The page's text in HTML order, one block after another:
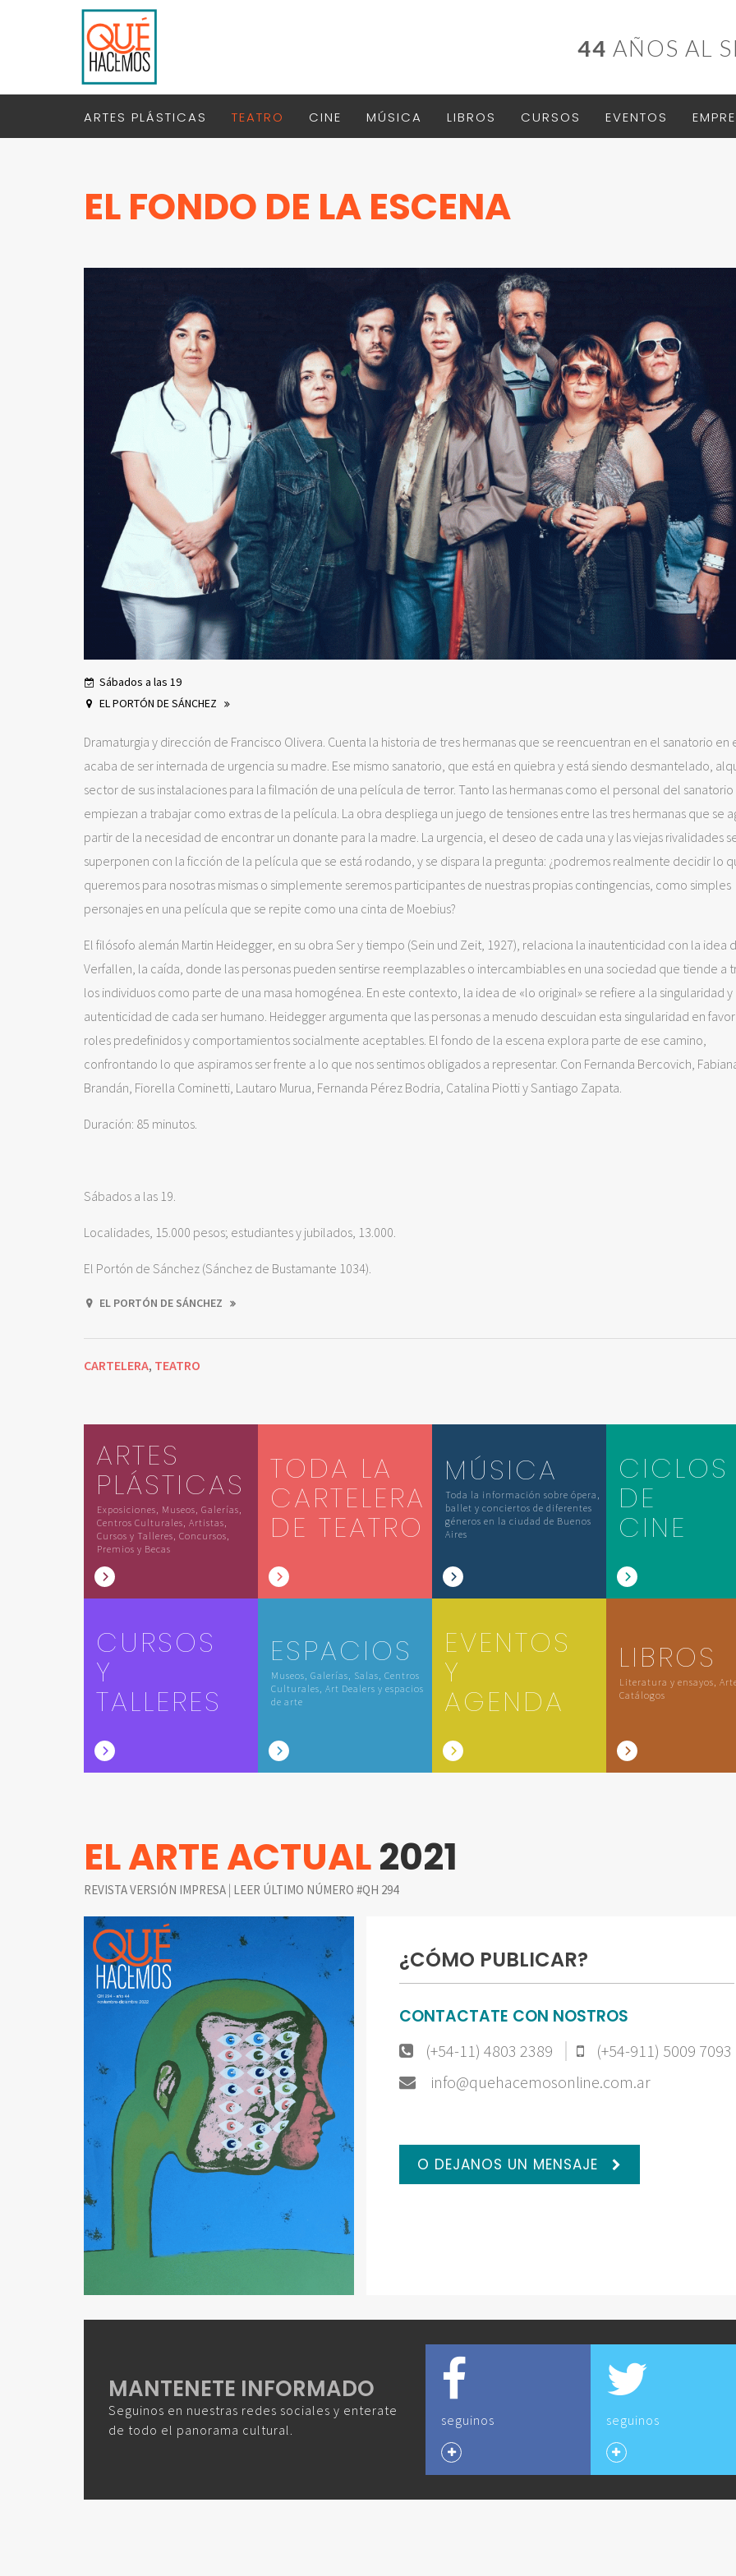
44 AÑOS AL
ARTES PLÁSTICAS TEATRO CINE MÚSICA LIBROS CURSOS EVENTOS
EL FONDO DE LA ESCENA
Sábados a las 19
EL PORTÓN DE SÁNCHEZ
Dramaturgia y dirección de Francisco Olivera. Cuenta la historia de tres hermanas que se reencuentran en el sanatorio en
acaba de ser internada de urgencia su madre. Ese mismo sanatorio, que está en quiebra y está siendo desmantelado,
sector de sus instalaciones para la filmación de una película de terror. Tanto las hermanas como el personal del sanatorio
empiezan a trabajar como extras de la película. La obra despliega un juego de tensiones entre las tres hermanas que se
partir de la necesidad de encontrar un donante para la madre. La urgencia, el deseo de cada una y las viejas rivalidades
superponen con la ficción de la película que se está rodando, y se dispara la pregunta: ¿podremos realmente decidir lo
queremos para nosotras mismas o simplemente seremos participantes de nuestras propias contingencias, como simples
personajes en una película que se repite como una cinta de Moebius?
El filósofo alemán Martin Heidegger, en su obra Ser y tiempo (Sein und Zeit, 1927), relaciona la inautenticidad con la idea
Verfallen, la caída, donde las personas pueden sentirse reemplazables o intercambiables en una sociedad que tiende a
los individuos como parte de una masa homogénea. En este contexto, la idea de «lo original» se refiere a la singularidad y
autenticidad de cada ser humano. Heidegger argumenta que las personas a menudo descuidan esta singularidad en
roles predefinidos y comportamientos socialmente aceptables. El fondo de la escena explora parte de ese camino,
confrontando lo que aspiramos ser frente a lo que nos sentimos obligados a representar. Con Fernanda Bercovich,
Brandán, Fiorella Cominetti, Lautaro Murua, Fernanda Pérez Bodria, Catalina Piotti y Santiago Zapata.
Duración: 85 minutos.
Sábados a las 19.
Localidades, 15.000 pesos; estudiantes y jubilados, 13.000.
El Portón de Sánchez (Sánchez de Bustamante 1034).
EL PORTÓN DE SÁNCHEZ
CARTELERA, TEATRO
ARTES
PLÁSTICAS
Exposiciones, Museos, Galerías,
Centros Culturales, Artistas,
Cursos y Talleres, Concursos,
Premios y Becas
TODA LA
CARTELERA
DE TEATRO
MÚSICA
Toda la información sobre ópera,
ballet y conciertos de diferentes
géneros en la ciudad de Buenos
Aires
CICLOS
DE
CINE
CURSOS
Y
TALLERES
ESPACIOS
Museos, Galerías, Salas, Centros
Culturales, Art Dealers y espacios
de arte
EVENTOS
Y
AGENDA
LIBROS
Literatura y ensayos,
Catálogos
EL ARTE ACTUAL2021
REVISTA VERSIÓN IMPRESA | LEER ÚLTIMO NÚMERO #QH 294
¿CÓMO PUBLICAR?
CONTACTATE CON NOSTROS
(+54-11) 4803 2389
(+54-911) 5009 7093
info@quehacemosonline.com.ar
O DEJANOS UN MENSAJE
MANTENETE INFORMADO
Seguinos en nuestras redes sociales y enterate
de todo el panorama cultural.
seguinos seguinos